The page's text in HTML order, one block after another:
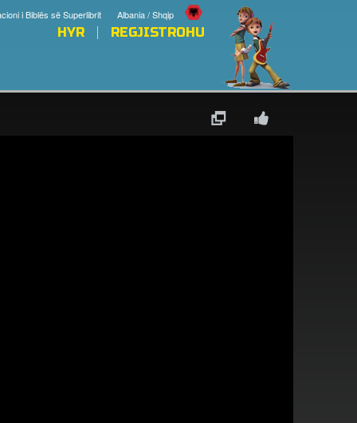
Albania / Shqip
i Biblës së Superlibrit
HYR REGJISTROHU